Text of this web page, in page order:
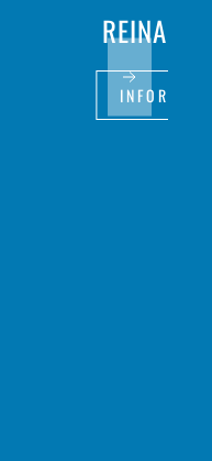
REINA